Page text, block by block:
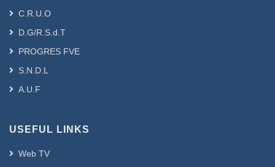
C.R.U.O
D.G/R.S.d.T
PROGRES FVE
S.N.D.L
A.U.F
USEFUL LINKS
Web TV